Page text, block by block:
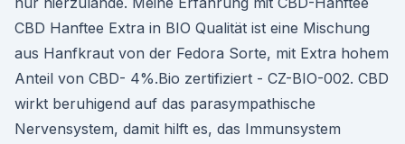
CBD Hanftee Extra in BIO Qualität ist eine Mischung
aus Hanfkraut von der Fedora Sorte, mit Extra hohem
Anteil von CBD- 4%.Bio zertifiziert - CZ-BIO-002. CBD
wirkt beruhigend auf das parasympathische
Nervensystem, damit hilft es, das Immunsystem